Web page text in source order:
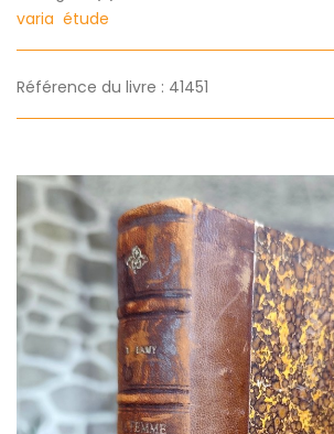
varia étude
Référence du livre : 41451